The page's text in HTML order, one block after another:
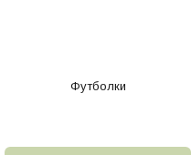
Футболки